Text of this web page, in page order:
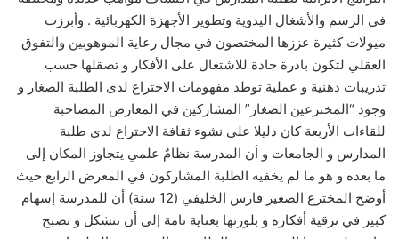
في الرسم والأشغال اليدوية وتطوير الأجهزة الكهربائية . وأبرزت
ميولات كثيرة عززها المختصون في مجال رعاية الموهوبين والتفوق
العقلي لتكون بادرة جادة للاشتغال على الأفكار و تصقلها حسب
تدريبات ذهنية و عملية توطد مفهومات الاختراع لدى الطلبة الصغار و
وجود “المخترعين الصغار” المشاركين في المعارض المصاحبة
للقاءات الأربعة كان دليلا على نشوء ثقافة الاختراع لدى طلبة
المدارس و الجامعات و أن المدرسة نظامٌ علمي يتجاوز المكان إلى
ما بعده و هو ما لم يخفيه الطلبة المشاركون في المعرض الرابع حيث
أوضح المخترع الصغير فارس الخليفي (12 سنة) أن للمدرسة إسهام
كبير في ترقية أفكاره و بلورتها بعناية تامة إلى أن تتشكل و تصبح